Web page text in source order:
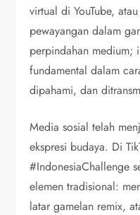
virtual di YouTube,
pewayangan dalam
perpindahan medium;
fundamental dalam
dipahami, dan
Media sosial telah
ekspresi budaya. Di
#IndonesiaChallenge
elemen tradisional:
latar gamelan remix,